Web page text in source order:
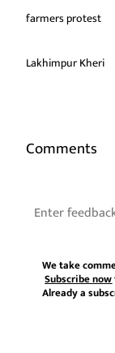
farmers protest
Lakhimpur Kheri
Comments
We take
Subscribe now
Already a